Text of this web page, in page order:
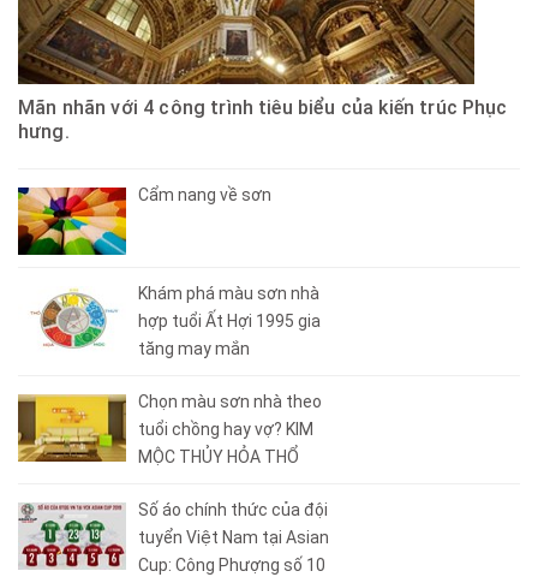
Mãn nhãn với 4 công trình tiêu biểu của kiến trúc Phục
hưng.
Cẩm nang về sơn
Khám phá màu sơn nhà
hợp tuổi Ất Hợi 1995 gia
tăng may mắn
Chọn màu sơn nhà theo
tuổi chồng hay vợ? KIM
MỘC THỦY HỎA THỔ
Số áo chính thức của đội
tuyển Việt Nam tại Asian
Cup: Công Phượng số 10